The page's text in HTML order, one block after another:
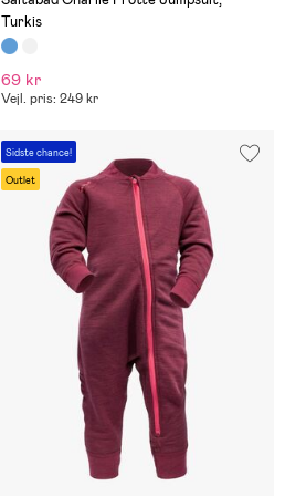
Turkis
69 kr
Vejl. pris: 249 kr
Sidste chance!
Outlet